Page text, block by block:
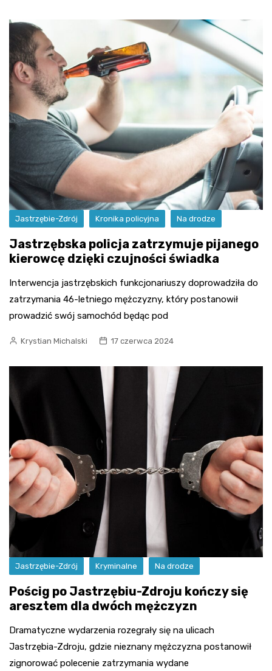
Jastrzębie-Zdrój Kronika policyjna Na drodze
Jastrzębska policja zatrzymuje pijanego
kierowcę dzięki czujności świadka
Interwencja jastrzębskich funkcjonariuszy doprowadziła do
zatrzymania 46-letniego mężczyzny, który postanowił
prowadzić swój samochód będąc pod
Krystian Michalski 17 czerwca 2024
Jastrzębie-Zdrój Kryminalne Na drodze
Pościg po Jastrzębiu-Zdroju kończy się
aresztem dla dwóch mężczyzn
Dramatyczne wydarzenia rozegrały się na ulicach
Jastrzębia-Zdroju, gdzie nieznany mężczyzna postanowił
zignorować polecenie zatrzymania wydane